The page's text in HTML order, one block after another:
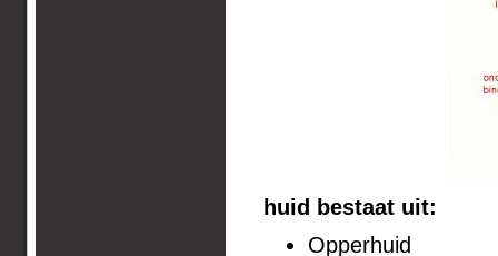
huid bestaat uit:
Opperhuid